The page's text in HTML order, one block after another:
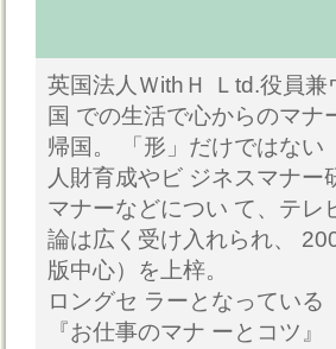
英国法人ＷithＨ Ｌtd.役員
国 での生活で心からのマ
帰国。 「形」だけではない
人財育成やビ ジネスマナ
マナーなどについ て、テレ
論は広く受け入れられ、
版中心）を上梓。
ロングセ ラーとなってい
『お仕事のマナ ーとコツ